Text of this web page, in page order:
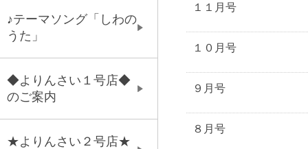
１１月号
１０月号
９月号
８月号
♪テーマソング「しわの
うた」
◆よりんさい１号店◆
のご案内
★よりんさい２号店★